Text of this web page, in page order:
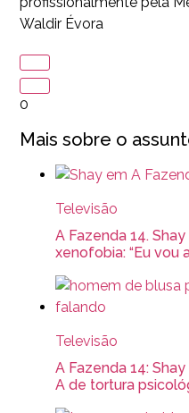
Waldir Évora
0
Mais sobre o
Televisão
A Fazenda 14.
xenofobia: “Eu vou
Televisão
A Fazenda 14:
A de tortura